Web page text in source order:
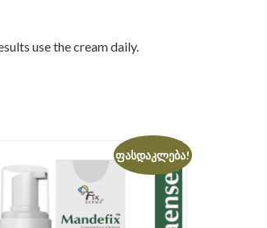
use the cream daily.
ფასდაკლება!